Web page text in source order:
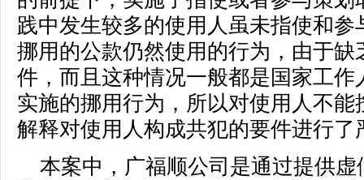
践中发生较多的使用人虽未指使和
挪用的公款仍然使用的行为，由于
件，而且这种情况一般都是国家工
实施的挪用行为，所以对使用人不
解释对使用人构成共犯的要件进行了
本案中，广福顺公司是通过提供